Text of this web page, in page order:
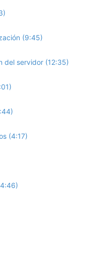
(9:45)
del servidor (12:35)
(4:17)